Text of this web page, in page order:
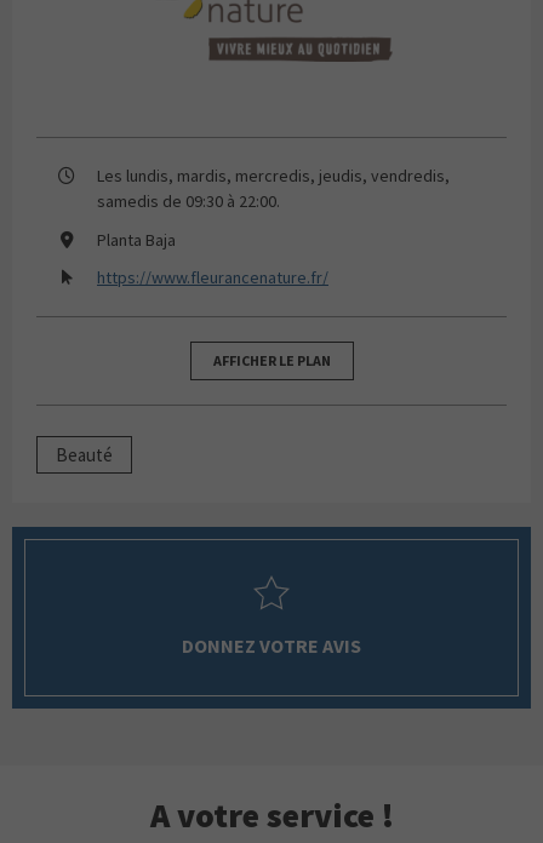
Les lundis, mardis, mercredis, jeudis, vendredis,
samedis de 09:30 à 22:00.
Planta Baja
https://www.fleurancenature.fr/
AFFICHER LE PLAN
Beauté
DONNEZ VOTRE AVIS
A votre service !